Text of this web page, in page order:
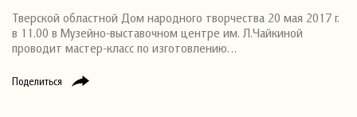
Поделиться
Тверской областной Дом народного творчества 20 мая 2017 г.
в 11.00 в Музейно-выставочном центре им. Л.Чайкиной
проводит мастер-класс по изготовлению…